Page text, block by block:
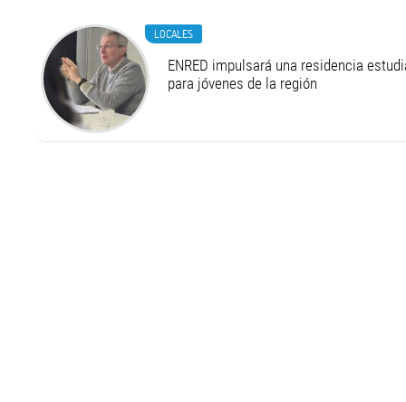
LOCALES
ENRED impulsará una residencia
para jóvenes de la región